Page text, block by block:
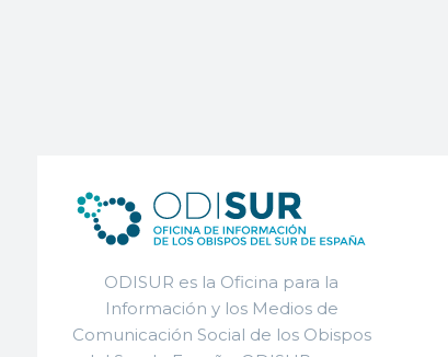
ODISUR es la Oficina para la
Información y los Medios de
Comunicación Social de los Obispos